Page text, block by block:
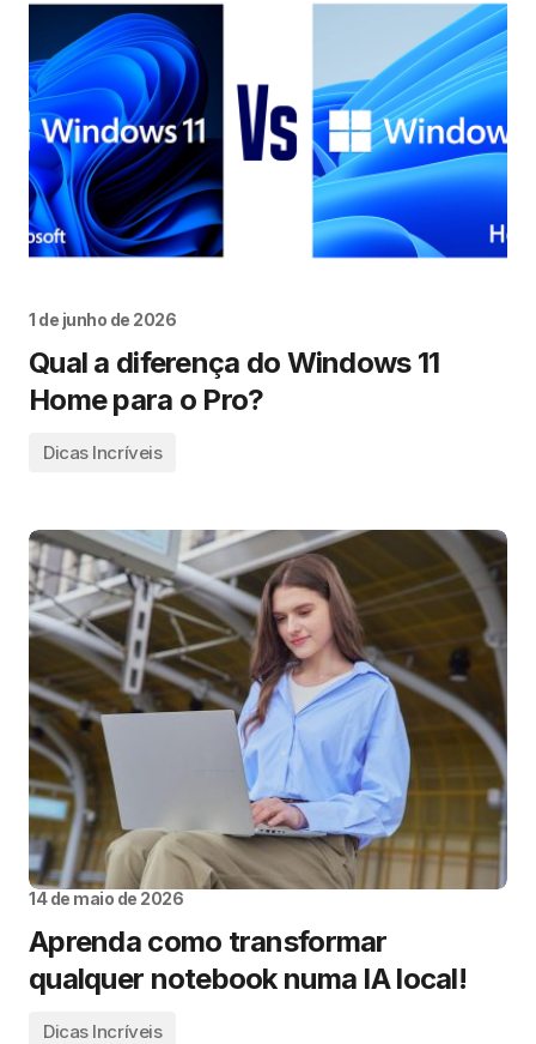
1 de junho de 2026
Qual a diferença do Windows 11
Home para o Pro?
Dicas Incríveis
14 de maio de 2026
Aprenda como transformar
qualquer notebook numa IA local!
Dicas Incríveis